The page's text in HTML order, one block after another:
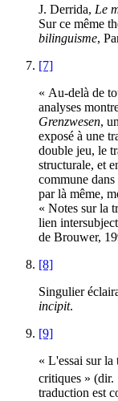
J. Derrida, Le
Sur ce même
bilinguisme,
[7]
« Au-delà de
analyses
Grenzwesen,
exposé à une
double jeu, le
structurale, et
commune
par là même,
« Notes sur la
lien
de Brouwer,
[8]
Singulier
incipit.
[9]
« L'essai sur
critiques » (dir.
traduction est